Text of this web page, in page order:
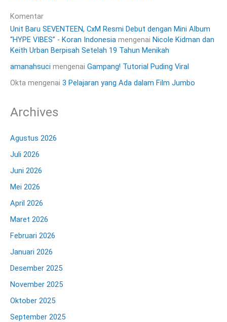
Komentar
Unit Baru SEVENTEEN, CxM Resmi Debut dengan Mini Album
“HYPE VIBES” - Koran Indonesia mengenai Nicole Kidman dan
Keith Urban Berpisah Setelah 19 Tahun Menikah
amanahsuci mengenai Gampang! Tutorial Puding Viral
Okta mengenai 3 Pelajaran yang Ada dalam Film Jumbo
Archives
Agustus 2026
Juli 2026
Juni 2026
Mei 2026
April 2026
Maret 2026
Februari 2026
Januari 2026
Desember 2025
November 2025
Oktober 2025
September 2025